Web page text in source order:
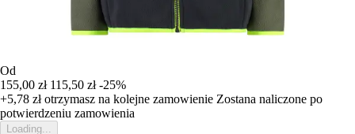
Od
155,00 zł 115,50 zł -25%
+5,78 złotrzymasz na kolejne zamowienie Zostana naliczone po
potwierdzeniu zamowienia
Loading...